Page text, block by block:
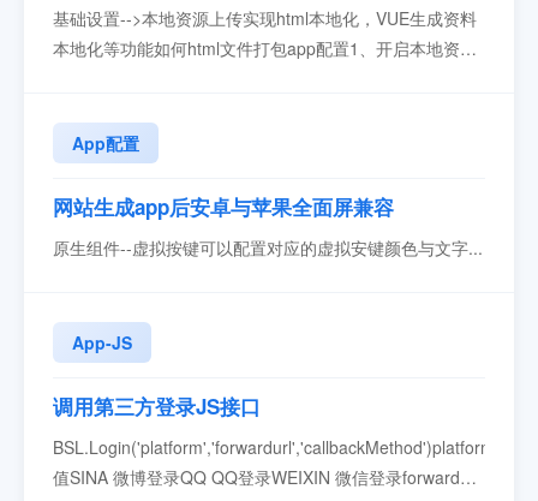
基础设置-->本地资源上传实现html本地化，VUE生成资料
本地化等功能如何html文件打包app配置1、开启本地资源
制作包过程可能比直接上传会麻烦些。网址拦截读取本地
资源，可以实现原生（配置不同页面原生栏，J...
App配置
网站生成app后安卓与苹果全面屏兼容
原生组件--虚拟按键可以配置对应的虚拟安键颜色与文字...
App-JS
调用第三方登录JS接口
BSL.Login('platform','forwardurl','callbackMethod')platform
值SINA 微博登录QQ QQ登录WEIXIN 微信登录forwardurl